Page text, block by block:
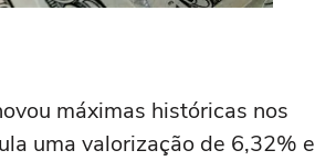
máximas históricas nos
uma valorização de 6,32% e